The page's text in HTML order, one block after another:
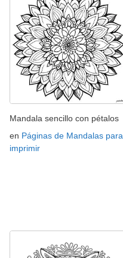
Mandala sencillo con pétalos
en Páginas de Mandalas para
imprimir